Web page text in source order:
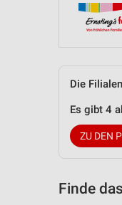
Die
Es gibt 4
ZU DEN
Finde